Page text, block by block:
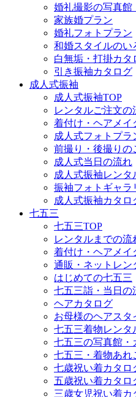
婚礼撮影の写真館
家族婚プラン
婚礼フォトプラン
和婚スタイルのい
白無垢・打掛カタ
引き振袖カタログ
成人式振袖
成人式振袖TOP
レンタルご注文の
着付け・ヘアメイ
成人式フォトプラ
前撮り・後撮りの
成人式当日の流れ
成人式振袖レンタ
振袖フォトギャラ
成人式振袖カタロ
七五三
七五三TOP
レンタルまでの流
着付け・ヘアメイ
通販・ネットレン
はじめての七五三
七五三詣・当日の
ヘアカタログ
お母様のヘアスタ
七五三着物レンタ
七五三の写真館・
七五三・着物あれ
七歳祝い着カタロ
五歳祝い着カタロ
三歳女児祝い着カ